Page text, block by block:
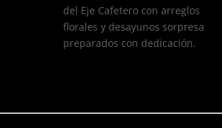
del Eje Cafetero con arreglos
florales y desayunos sorpresa
preparados con dedicación.